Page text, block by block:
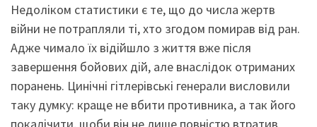
Недоліком статистики є те, що до числа жертв
війни не потрапляли ті, хто згодом помирав від ран.
Адже чимало їх відійшло з життя вже після
завершення бойових дій, але внаслідок отриманих
поранень. Цинічні гітлерівські генерали висловили
таку думку: краще не вбити противника, а так його